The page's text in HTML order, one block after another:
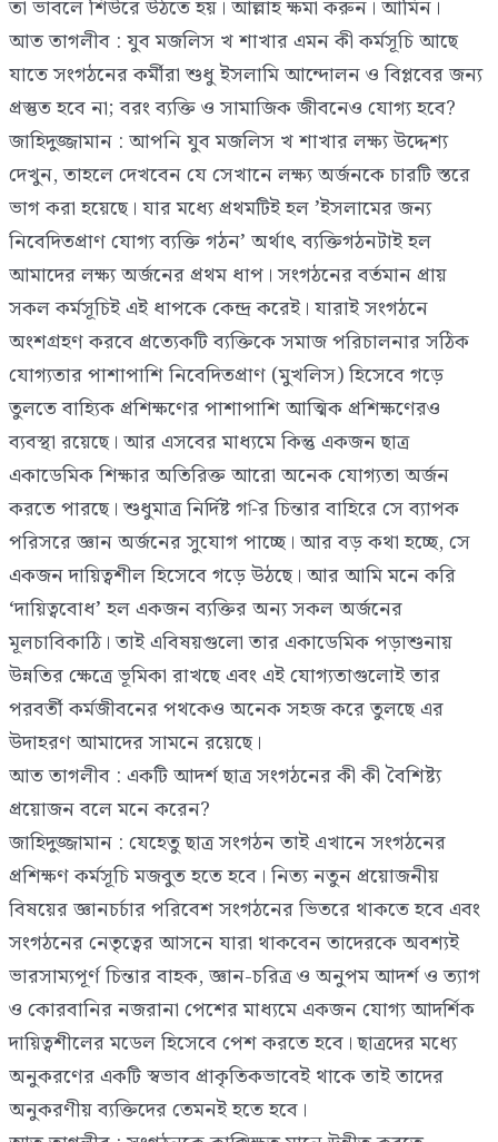
তা ভাবলে শিউরে উঠতে হয়। আল্লাহ ক্ষমা করুন। আমিন।
আত তাগলীব : যুব মজলিস খ শাখার এমন কী কর্মসূচি আছে
যাতে সংগঠনের কর্মীরা শুধু ইসলামি আন্দোলন ও বিপ্লবের জন্য
প্রস্তুত হবে না; বরং ব্যক্তি ও সামাজিক জীবনেও যোগ্য হবে?
জাহিদুজ্জামান : আপনি যুব মজলিস খ শাখার লক্ষ্য উদ্দেশ্য
দেখুন, তাহলে দেখবেন যে সেখানে লক্ষ্য অর্জনকে চারটি স্তরে
ভাগ করা হয়েছে। যার মধ্যে প্রথমটিই হল ’ইসলামের জন্য
নিবেদিতপ্রাণ যোগ্য ব্যক্তি গঠন’ অর্থাৎ ব্যক্তিগঠনটাই হল
আমাদের লক্ষ্য অর্জনের প্রথম ধাপ। সংগঠনের বর্তমান প্রায়
সকল কর্মসূচিই এই ধাপকে কেন্দ্র করেই। যারাই সংগঠনে
অংশগ্রহণ করবে প্রত্যেকটি ব্যক্তিকে সমাজ পরিচালনার সঠিক
যোগ্যতার পাশাপাশি নিবেদিতপ্রাণ (মুখলিস) হিসেবে গড়ে
তুলতে বাহ্যিক প্রশিক্ষণের পাশাপাশি আত্মিক প্রশিক্ষণেরও
ব্যবস্থা রয়েছে। আর এসবের মাধ্যমে কিন্তু একজন ছাত্র
একাডেমিক শিক্ষার অতিরিক্ত আরো অনেক যোগ্যতা অর্জন
করতে পারছে। শুধুমাত্র নির্দিষ্ট গ-ির চিন্তার বাহিরে সে ব্যাপক
পরিসরে জ্ঞান অর্জনের সুযোগ পাচ্ছে। আর বড় কথা হচ্ছে, সে
একজন দায়িত্বশীল হিসেবে গড়ে উঠছে। আর আমি মনে করি
‘দায়িত্ববোধ’ হল একজন ব্যক্তির অন্য সকল অর্জনের
মূলচাবিকাঠি। তাই এবিষয়গুলো তার একাডেমিক পড়াশুনায়
উন্নতির ক্ষেত্রে ভূমিকা রাখছে এবং এই যোগ্যতাগুলোই তার
পরবর্তী কর্মজীবনের পথকেও অনেক সহজ করে তুলছে এর
উদাহরণ আমাদের সামনে রয়েছে।
আত তাগলীব : একটি আদর্শ ছাত্র সংগঠনের কী কী বৈশিষ্ট্য
প্রয়োজন বলে মনে করেন?
জাহিদুজ্জামান : যেহেতু ছাত্র সংগঠন তাই এখানে সংগঠনের
প্রশিক্ষণ কর্মসূচি মজবুত হতে হবে। নিত্য নতুন প্রয়োজনীয়
বিষয়ের জ্ঞানচর্চার পরিবেশ সংগঠনের ভিতরে থাকতে হবে এবং
সংগঠনের নেতৃত্বের আসনে যারা থাকবেন তাদেরকে অবশ্যই
ভারসাম্যপূর্ণ চিন্তার বাহক, জ্ঞান-চরিত্র ও অনুপম আদর্শ ও ত্যাগ
ও কোরবানির নজরানা পেশের মাধ্যমে একজন যোগ্য আদর্শিক
দায়িত্বশীলের মডেল হিসেবে পেশ করতে হবে। ছাত্রদের মধ্যে
অনুকরণের একটি স্বভাব প্রাকৃতিকভাবেই থাকে তাই তাদের
অনুকরণীয় ব্যক্তিদের তেমনই হতে হবে।